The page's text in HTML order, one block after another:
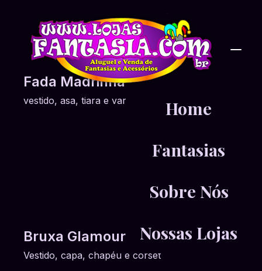
Home
Fantasias
Sobre Nós
Nossas Lojas
Fada Madrinha
vestido, asa, tiara e varinha
Bruxa Glamourosa
Vestido, capa, chapéu e corset